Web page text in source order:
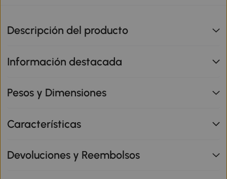
Descripción del producto
Información destacada
Pesos y Dimensiones
Características
Devoluciones y Reembolsos